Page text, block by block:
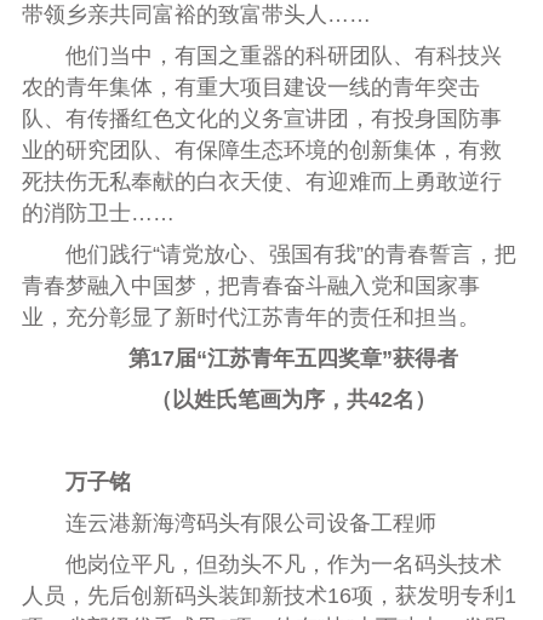
带领乡亲共同富裕的致富带头人……
他们当中，有国之重器的科研团队、有科技兴
农的青年集体，有重大项目建设一线的青年突击
队、有传播红色文化的义务宣讲团，有投身国防事
业的研究团队、有保障生态环境的创新集体，有救
死扶伤无私奉献的白衣天使、有迎难而上勇敢逆行
的消防卫士……
他们践行“请党放心、强国有我”的青春誓言，把
青春梦融入中国梦，把青春奋斗融入党和国家事
业，充分彰显了新时代江苏青年的责任和担当。
第17届“江苏青年五四奖章”获得者
（以姓氏笔画为序，共42名）
万子铭
连云港新海湾码头有限公司设备工程师
他岗位平凡，但劲头不凡，作为一名码头技术
人员，先后创新码头装卸新技术16项，获发明专利1